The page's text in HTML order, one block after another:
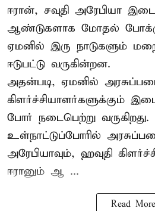
ஈரான், சவுதி அரேபியா
ஆண்டுகளாக மோதல் போக்கு
ஏமனில் இரு நாடுகளும்
ஈடுபட்டு வருகின்றன.
அதன்படி, ஏமனில்
கிளர்ச்சியாளர்களுக்கும்
போர் நடைபெற்று
உள்நாட்டுப்போரில்
அரேபியாவும், ஹவுதி
ஈரானும் ஆ ...
Read More